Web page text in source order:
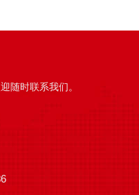
随时联系我们。